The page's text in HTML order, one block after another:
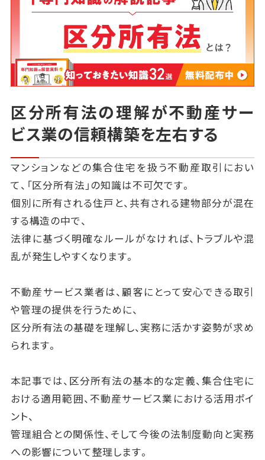
区分所有法の理解が不動産サー
ビス業の信頼構築を左右する
マンションなどの集合住宅を扱う不動産取引におい
て、「区分所有法」の知識は不可欠です。
個別に所有される住戸と、共有される建物部分が混在
する構造の中で、
法律に基づく明確なルールがなければ、トラブルや混
乱が発生しやすくなります。
不動産サービス業者は、顧客にとって安心できる取引
や管理の提供を行うために、
区分所有法の基礎を理解し、実務に活かす姿勢が求め
られます。
本記事では、区分所有法の基本的な定義、集合住宅に
おける適用範囲、不動産サービス業における活用ポイ
ント、
管理組合との関係性、そして今後の法制度動向と実務
への影響について整理します。